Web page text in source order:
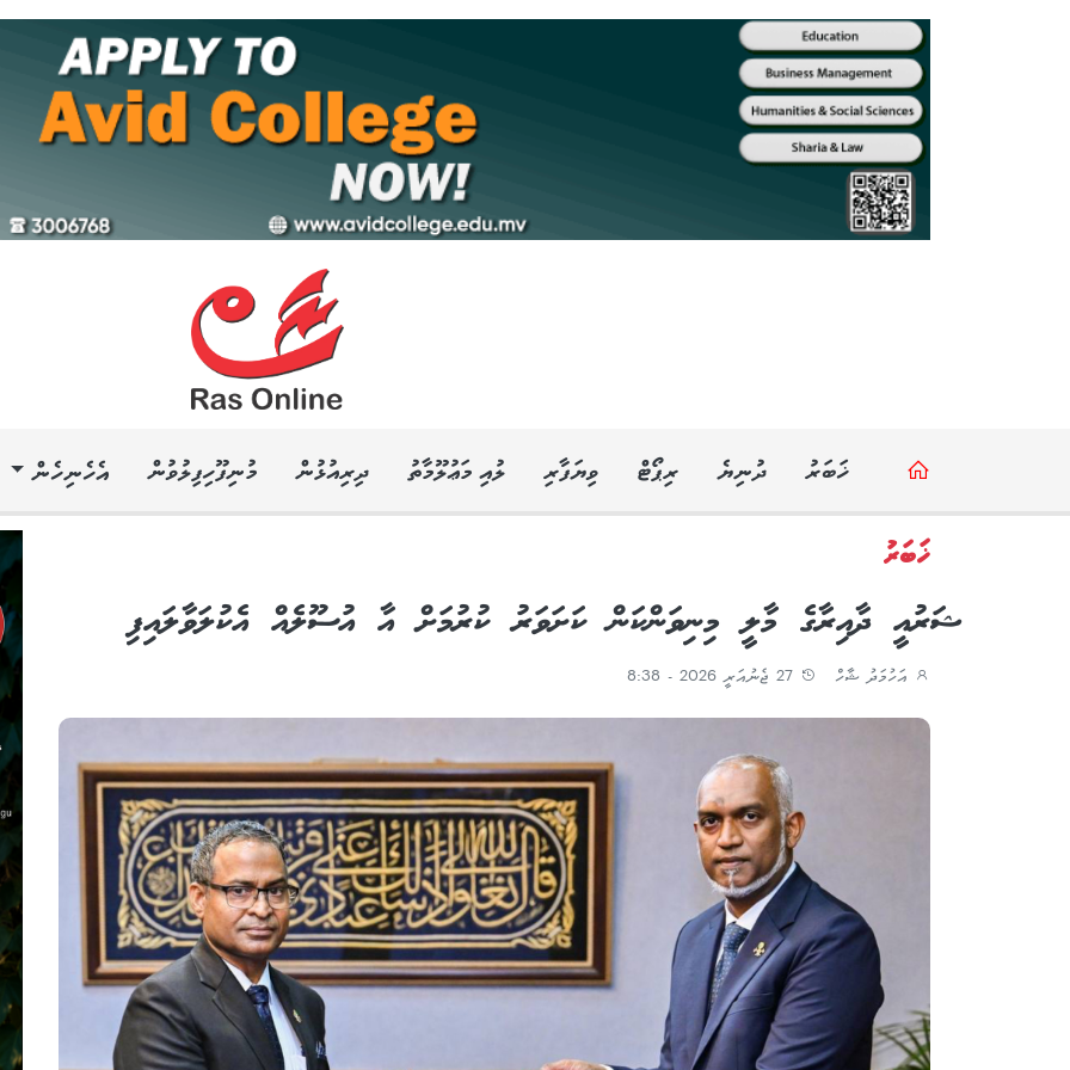
ޚަބަރު ދުނިޔެ ރިޕޯޓް ވިޔަފާރި ލުއި މަޢުލޫމާތު ދިރިއުޅުން މުނިފޫހިފިލުވުން އެހެނިހެން
ޚަބަރު
ޝަރުއީ ދާއިރާގެ މާލީ މިނިވަންކަން ކަށަވަރު ކުރުމަށް އާ އުސޫލެއް އެކުލަވާލައިފި
އަހުމަދު ޝާހް